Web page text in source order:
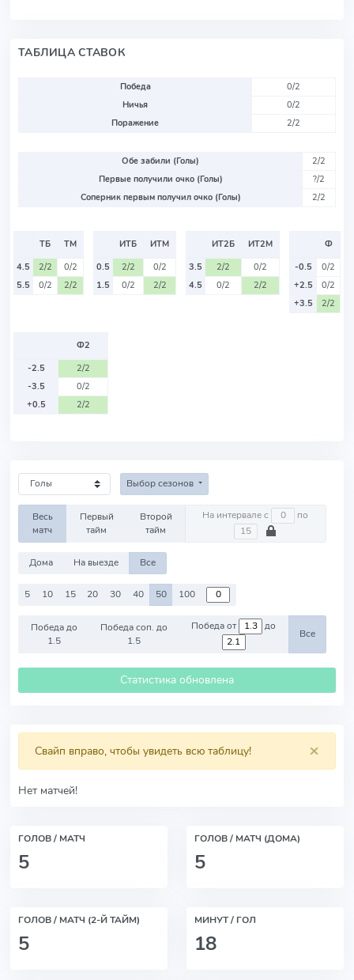
ТАБЛИЦА СТАВОК
Победа
0/2
Ничья
0/2
Поражение
2/2
Обе забили (Голы)
2/2
Первые получили очко (Голы)
?/2
Соперник первым получил очко (Голы)
2/2
ТБ
ТМ
4.5
2/2
0/2
5.5
0/2 2/2
ИТБ
ИТМ
0.5
2/2
0/2
1.5
0/2 2/2
ИТ2Б
ИТ2М
3.5
2/2
0/2
4.5
0/2 2/2
Ф
-0.5
0/2
+2.5
0/2
+3.5
2/2
Ф2
-2.5
2/2
-3.5
0/2
+0.5
2/2
Выбор сезонов
Весь
матч
Первый
тайм
Второй
тайм
На интервале с по
Дома На выезде Все
5 10 15 20 30 40 50 100
Победа до
1.5
Победа соп. до
1.5
Победа от до
Все
Статистика обновлена
×
Свайп вправо, чтобы увидеть всю таблицу!
Нет матчей!
ГОЛОВ / МАТЧ
5
ГОЛОВ / МАТЧ (ДОМА)
5
ГОЛОВ / МАТЧ (2-Й ТАЙМ)
5
МИНУТ / ГОЛ
18